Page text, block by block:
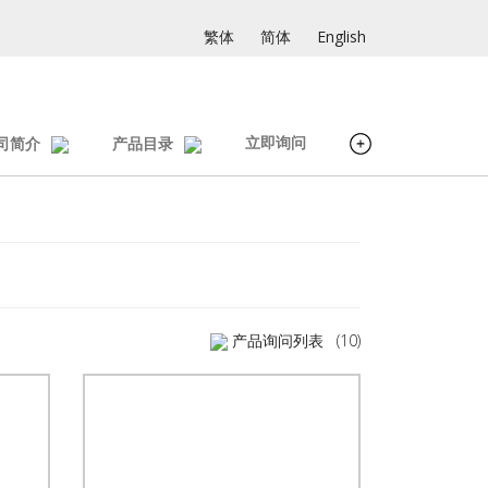
繁体 简体 English
简介 产品目录 立即询问
产品询问列表 (10)